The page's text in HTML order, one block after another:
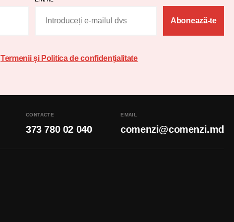
Abonează-te
Termenii și Politica de confidențialitate
CONTACTE
373 780 02 040
EMAIL
comenzi@comenzi.md